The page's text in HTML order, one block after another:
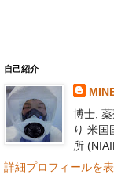
自己紹介
博士,
り 米国
所
詳細プロフィールを